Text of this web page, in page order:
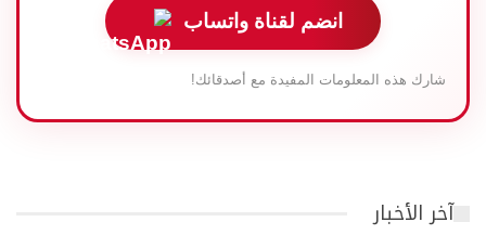
انضم لقناة واتساب
شارك هذه المعلومات المفيدة مع أصدقائك!
آخر الأخبار